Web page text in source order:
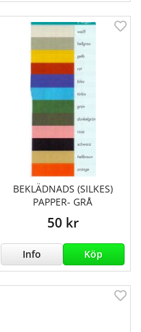
BEKLÄDNADS (SILKES)
PAPPER- GRÅ
50 kr
Info Köp